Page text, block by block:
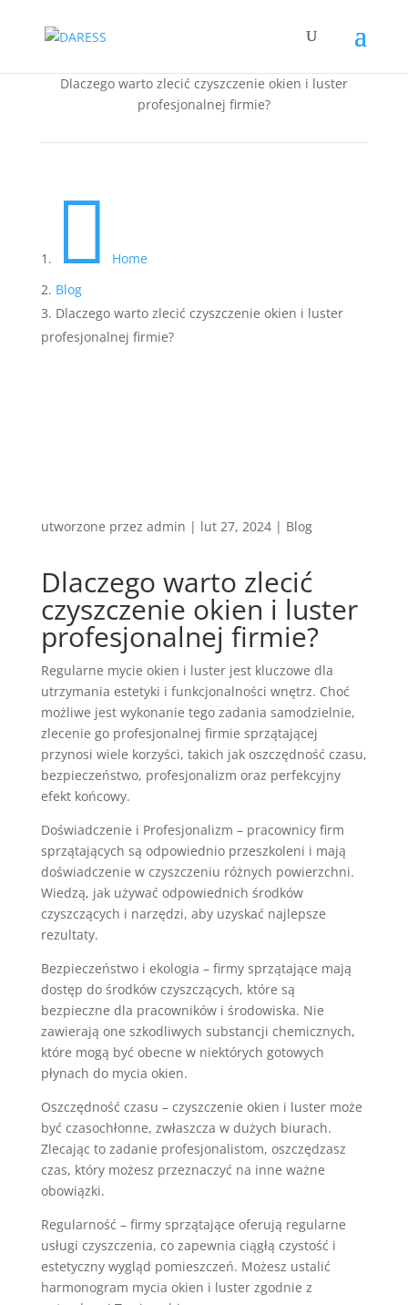
Dlaczego warto zlecić czyszczenie okien i luster
profesjonalnej firmie?

Home
Blog
Dlaczego warto zlecić czyszczenie okien i luster
profesjonalnej firmie?
utworzone przez admin | lut 27, 2024| Blog
Dlaczego warto zlecić
czyszczenie okien i luster
profesjonalnej firmie?
Regularne mycie okien i luster jest kluczowe dla
utrzymania estetyki i funkcjonalności wnętrz. Choć
możliwe jest wykonanie tego zadania samodzielnie,
zlecenie go profesjonalnej firmie sprzątającej
przynosi wiele korzyści, takich jak oszczędność czasu,
bezpieczeństwo, profesjonalizm oraz perfekcyjny
efekt końcowy.
Doświadczenie i Profesjonalizm – pracownicy firm
sprzątających są odpowiednio przeszkoleni i mają
doświadczenie w czyszczeniu różnych powierzchni.
Wiedzą, jak używać odpowiednich środków
czyszczących i narzędzi, aby uzyskać najlepsze
rezultaty.
Bezpieczeństwo i ekologia – firmy sprzątające mają
dostęp do środków czyszczących, które są
bezpieczne dla pracowników i środowiska. Nie
zawierają one szkodliwych substancji chemicznych,
które mogą być obecne w niektórych gotowych
płynach do mycia okien.
Oszczędność czasu – czyszczenie okien i luster może
być czasochłonne, zwłaszcza w dużych biurach.
Zlecając to zadanie profesjonalistom, oszczędzasz
czas, który możesz przeznaczyć na inne ważne
obowiązki.
Regularność – firmy sprzątające oferują regularne
usługi czyszczenia, co zapewnia ciągłą czystość i
estetyczny wygląd pomieszczeń. Możesz ustalić
harmonogram mycia okien i luster zgodnie z